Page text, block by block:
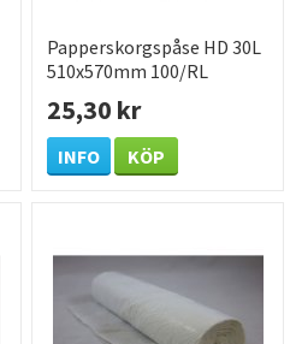
Papperskorgspåse HD 30L
510x570mm 100/RL
25,30 kr
INFO KÖP